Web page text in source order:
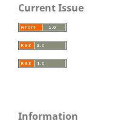
Current Issue
Information